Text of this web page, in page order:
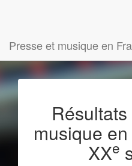
Presse et musique en
musique
XXe